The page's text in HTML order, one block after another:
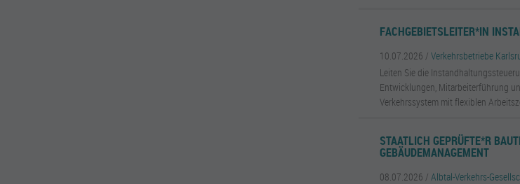
FACHGEBIETSLEITER*IN
10.07.2026 /Verkehrsbetriebe
Leiten Sie die
Entwicklungen, Mitarbeiterführung
Verkehrssystem mit flexiblen
STAATLICH GEPRÜFTE*R
GEBÄUDEMANAGEMENT
08.07.2026 /Albtal-Verkehrs-